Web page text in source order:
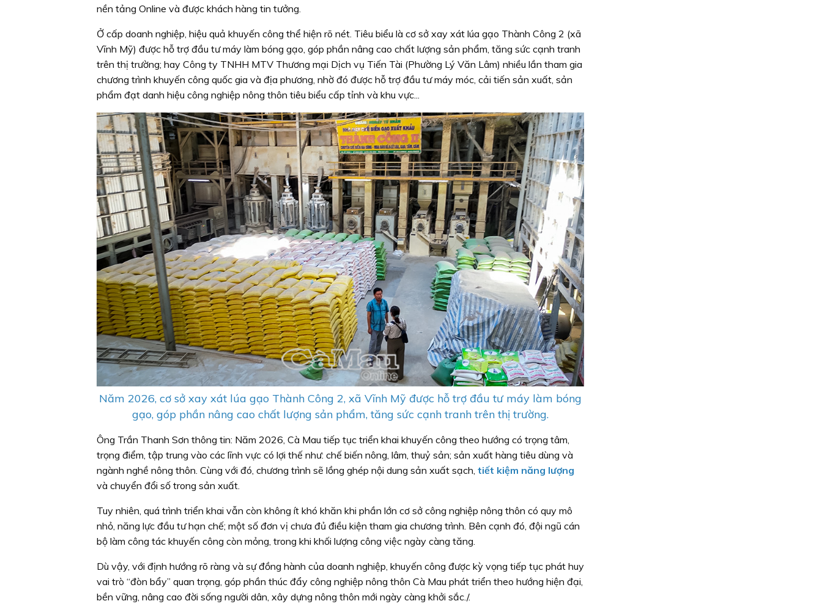
nền tảng Online và được khách hàng tin tưởng.
Ở cấp doanh nghiệp, hiệu quả khuyến công thể hiện rõ nét. Tiêu biểu là cơ sở xay xát lúa gạo Thành Công 2 (xã
Vĩnh Mỹ) được hỗ trợ đầu tư máy làm bóng gạo, góp phần nâng cao chất lượng sản phẩm, tăng sức cạnh tranh
trên thị trường; hay Công ty TNHH MTV Thương mại Dịch vụ Tiến Tài (Phường Lý Văn Lâm) nhiều lần tham gia
chương trình khuyến công quốc gia và địa phương, nhờ đó được hỗ trợ đầu tư máy móc, cải tiến sản xuất, sản
phẩm đạt danh hiệu công nghiệp nông thôn tiêu biểu cấp tỉnh và khu vực...
Năm 2026, cơ sở xay xát lúa gạo Thành Công 2, xã Vĩnh Mỹ được hỗ trợ đầu tư máy làm bóng
gạo, góp phần nâng cao chất lượng sản phẩm, tăng sức cạnh tranh trên thị trường.
Ông Trần Thanh Sơn thông tin: Năm 2026, Cà Mau tiếp tục triển khai khuyến công theo hướng có trọng tâm,
trọng điểm, tập trung vào các lĩnh vực có lợi thế như: chế biến nông, lâm, thuỷ sản; sản xuất hàng tiêu dùng và
ngành nghề nông thôn. Cùng với đó, chương trình sẽ lồng ghép nội dung sản xuất sạch, tiết kiệm năng lượng
và chuyển đổi số trong sản xuất.
Tuy nhiên, quá trình triển khai vẫn còn không ít khó khăn khi phần lớn cơ sở công nghiệp nông thôn có quy mô
nhỏ, năng lực đầu tư hạn chế; một số đơn vị chưa đủ điều kiện tham gia chương trình. Bên cạnh đó, đội ngũ cán
bộ làm công tác khuyến công còn mỏng, trong khi khối lượng công việc ngày càng tăng.
Dù vậy, với định hướng rõ ràng và sự đồng hành của doanh nghiệp, khuyến công được kỳ vọng tiếp tục phát huy
vai trò “đòn bẩy” quan trọng, góp phần thúc đẩy công nghiệp nông thôn Cà Mau phát triển theo hướng hiện đại,
bền vững, nâng cao đời sống người dân, xây dựng nông thôn mới ngày càng khởi sắc./.